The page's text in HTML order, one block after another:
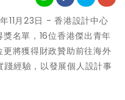
11月23日 - 香港設計中心
名單，16位香港傑出青年
將獲得財政贊助前往海外
經驗，以發展個人設計事